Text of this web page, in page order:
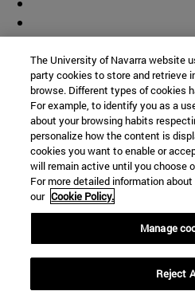
The University of Navarra website
party cookies to store and retrieve
browse. Different types of cookies
For example, to identify you as a
about your browsing habits
personalize how the content is
cookies you want to enable or
will remain active until you choose
For more detailed information
our Cookie Policy.
Manage
Reject